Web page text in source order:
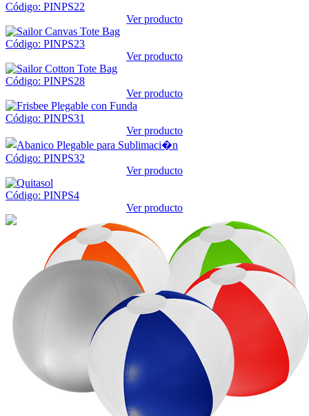
Código: PINPS22
Ver producto
Código: PINPS23
Ver producto
Código: PINPS28
Ver producto
Código: PINPS31
Ver producto
Código: PINPS32
Ver producto
Código: PINPS4
Ver producto